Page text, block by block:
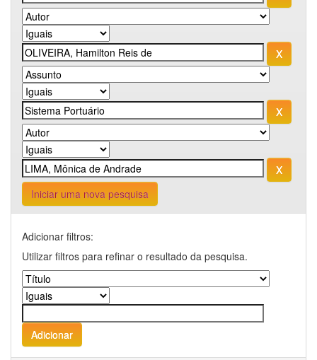
Iniciar uma nova pesquisa
Adicionar filtros:
Utilizar filtros para refinar o resultado da pesquisa.